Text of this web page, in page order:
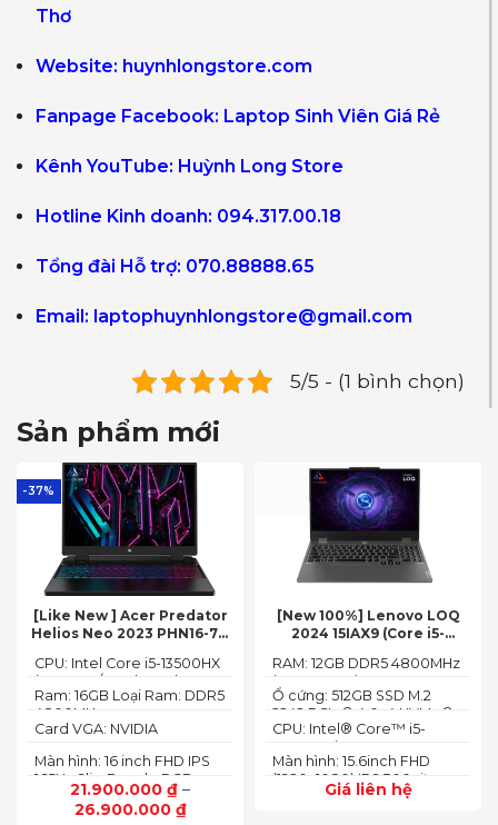
Thơ
Website: huynhlongstore.com
Fanpage Facebook: Laptop Sinh Viên Giá Rẻ
Kênh YouTube: Huỳnh Long Store
Hotline Kinh doanh: 094.317.00.18
Tổng đài Hỗ trợ: 070.88888.65
Email: laptophuynhlongstore@gmail.com
5/5 - (1 bình chọn)
Sản phẩm mới
-37%
[Like New ] Acer Predator
Helios Neo 2023 PHN16-71-
16GB, 512GB, RTX 4050 6GB,
16″ FHD 165Hz)
21.900.000 ₫ –
26.900.000 ₫
Màn hình: 16 inch FHD IPS
165Hz SlimBezel, sRGB
100%, Acer ComfyView,
500 nits
Card VGA: NVIDIA
(140W)
Ram: 16GB Loại Ram: DDR5
4800MHz
CPU: Intel Core i5-13500HX
(14 Cores/ 20 Threads, up
to 4.70 GHz, 24MB)
[New 100%] Lenovo LOQ
2024 15IAX9 (Core i5-
3050 6GB, 15.6″ FHD 144Hz)
Giá liên hệ
Màn hình: 15.6inch FHD
(1920x1080) IPS 300nits
Anti-glare, 100%sRGB,
CPU: Intel® Core™ i5-
12450HX (2.00GHz up to
4.40GHz, 12MB Cache)
Ổ cứng: 512GB SSD M.2
2242 PCIe® 4.0x4 NVMe®
RAM: 12GB DDR5 4800MHz
(up to 32GB)